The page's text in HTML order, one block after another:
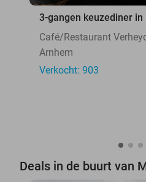
3-gangen keuzediner
Café/Restaurant
Arnhem
Verkocht: 903
Deals in de buurt van